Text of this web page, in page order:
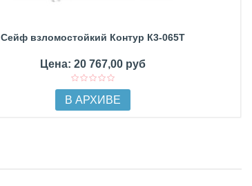
Сейф взломостойкий Контур К3-065Т
Цена: 20 767,00 руб
В АРХИВЕ